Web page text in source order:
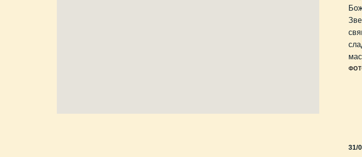
31/